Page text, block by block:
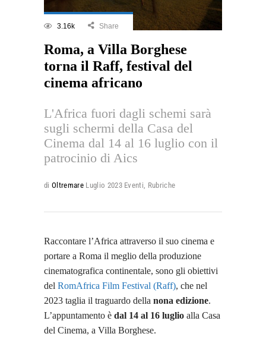
3.16k Share
Roma, a Villa Borghese
torna il Raff, festival del
cinema africano
L'Africa fuori dagli schemi sarà
sugli schermi della Casa del
Cinema dal 14 al 16 luglio con il
patrocinio di Aics
di Oltremare Luglio 2023 Eventi Rubriche
Raccontare l’Africa attraverso il suo cinema e
portare a Roma il meglio della produzione
cinematografica continentale, sono gli obiettivi
del RomAfrica Film Festival (Raff), che nel
2023 taglia il traguardo della nona edizione.
L’appuntamento è dal 14 al 16 luglio alla Casa
del Cinema, a Villa Borghese.